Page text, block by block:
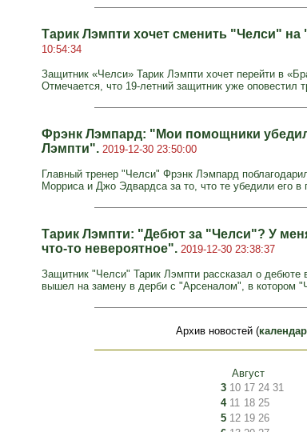
Тарик Лэмпти хочет сменить "Челси" на
10:54:34
Защитник «Челси» Тарик Лэмпти хочет перейти в
Отмечается, что 19-летний защитник уже оповестил
Фрэнк Лэмпард: "Мои помощники
Лэмпти". 2019-12-30 23:50:00
Главный тренер "Челси" Фрэнк Лэмпард
Морриса и Джо Эдвардса за то, что те убедили его в
Тарик Лэмпти: "Дебют за "Челси"? У
что-то невероятное". 2019-12-30 23:38:37
Защитник "Челси" Тарик Лэмпти рассказал о дебюте
вышел на замену в дерби с "Арсеналом", в котором
Архив новостей (
Август
3 10 17 24 31
4 11 18 25
5 12 19 26